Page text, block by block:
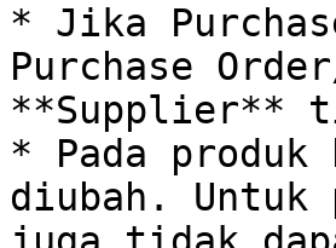
* Jika
Purchase
**Supplier**
* Pada
diubah.